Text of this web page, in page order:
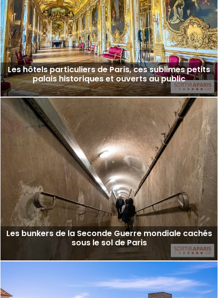
Les hôtels particuliers de Paris, ces sublimes petits
palais historiques et ouverts au public
Les bunkers de la Seconde Guerre mondiale cachés
sous le sol de Paris